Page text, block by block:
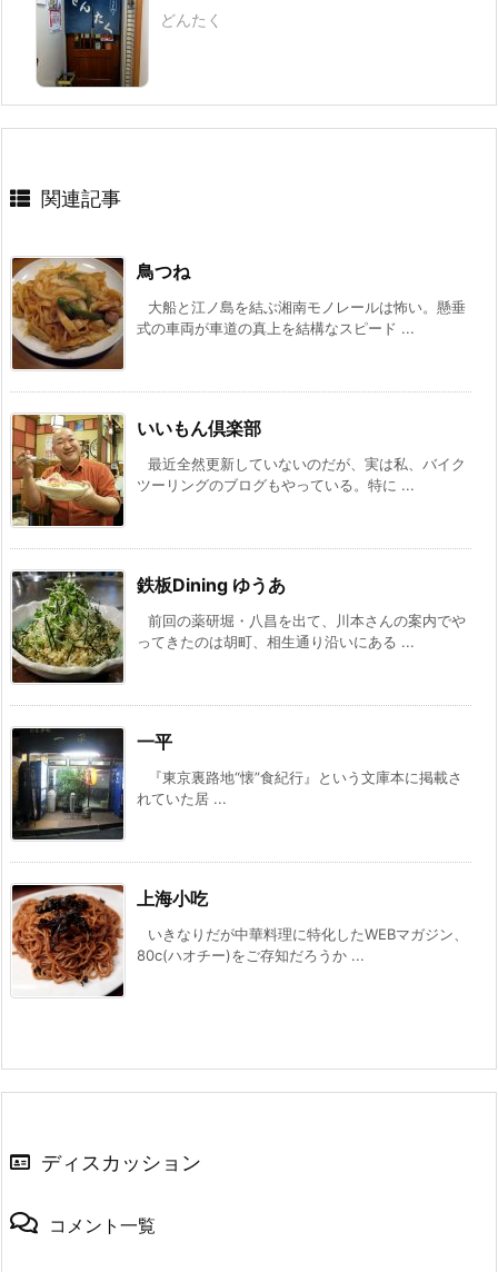
どんたく
関連記事
鳥つね
大船と江ノ島を結ぶ湘南モノレールは怖い。懸垂
式の車両が車道の真上を結構なスピード ...
いいもん倶楽部
最近全然更新していないのだが、実は私、バイク
ツーリングのブログもやっている。特に ...
鉄板Dining ゆうあ
前回の薬研堀・八昌を出て、川本さんの案内でや
ってきたのは胡町、相生通り沿いにある ...
一平
『東京裏路地“懐”食紀行』という文庫本に掲載さ
れていた居 ...
上海小吃
いきなりだが中華料理に特化したWEBマガジン、
80c(ハオチー)をご存知だろうか ...
ディスカッション
コメント一覧